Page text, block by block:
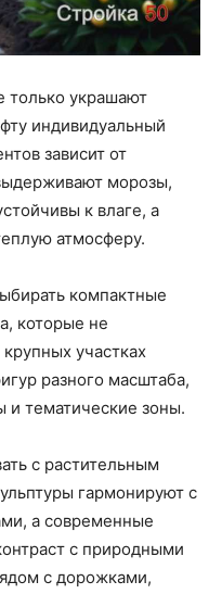
только украшают
индивидуальный
зависит от
морозы,
к влаге, а
атмосферу.
компактные
которые не
участках
разного масштаба,
и тематические зоны.
с растительным
гармонируют с
а современные
с природными
с дорожками,